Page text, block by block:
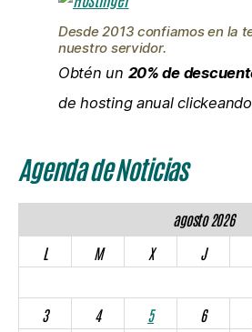
Desde 2013 confiamos en la
nuestro servidor.
Obtén un 20% de
de hosting anual
Agenda de Noticias
agosto 2026
L
M X J
3
4 5 6